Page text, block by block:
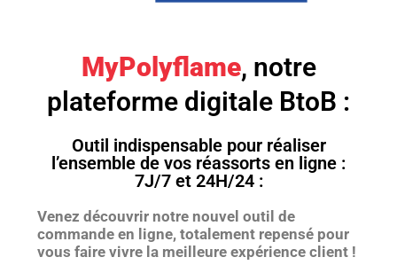
MyPolyflame, notre
plateforme digitale BtoB :
Outil indispensable pour réaliser
l’ensemble de vos réassorts en ligne :
7J/7 et 24H/24 :
Venez découvrir notre nouvel outil de
commande en ligne, totalement repensé pour
vous faire vivre la meilleure expérience client !